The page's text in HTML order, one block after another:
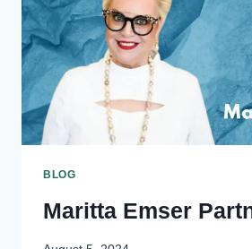
WEITERLESENJULIA
LEISCHIK
TOCHTER
VERSTORBEN